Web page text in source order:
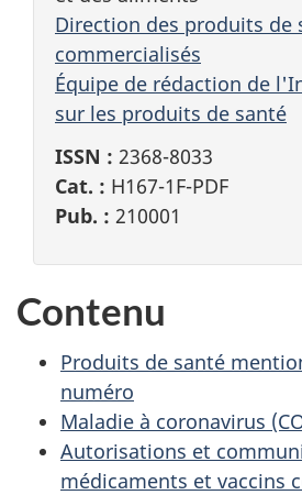
Direction des produits de
commercialisés
Équipe de rédaction de
sur les produits de santé
ISSN : 2368-8033
Cat. : H167-1F-PDF
Pub. : 210001
Contenu
Produits de santé
numéro
Maladie à coronavirus
Autorisations et
médicaments et vaccins